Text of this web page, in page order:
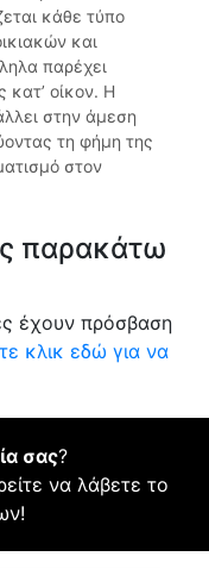
κάθε τύπο
και
παρέχει
κατ’ οίκον. Η
στην άμεση
τη φήμη της
στον
παρακάτω
έχουν πρόσβαση
κλικ εδώ για να
σας?
να λάβετε το